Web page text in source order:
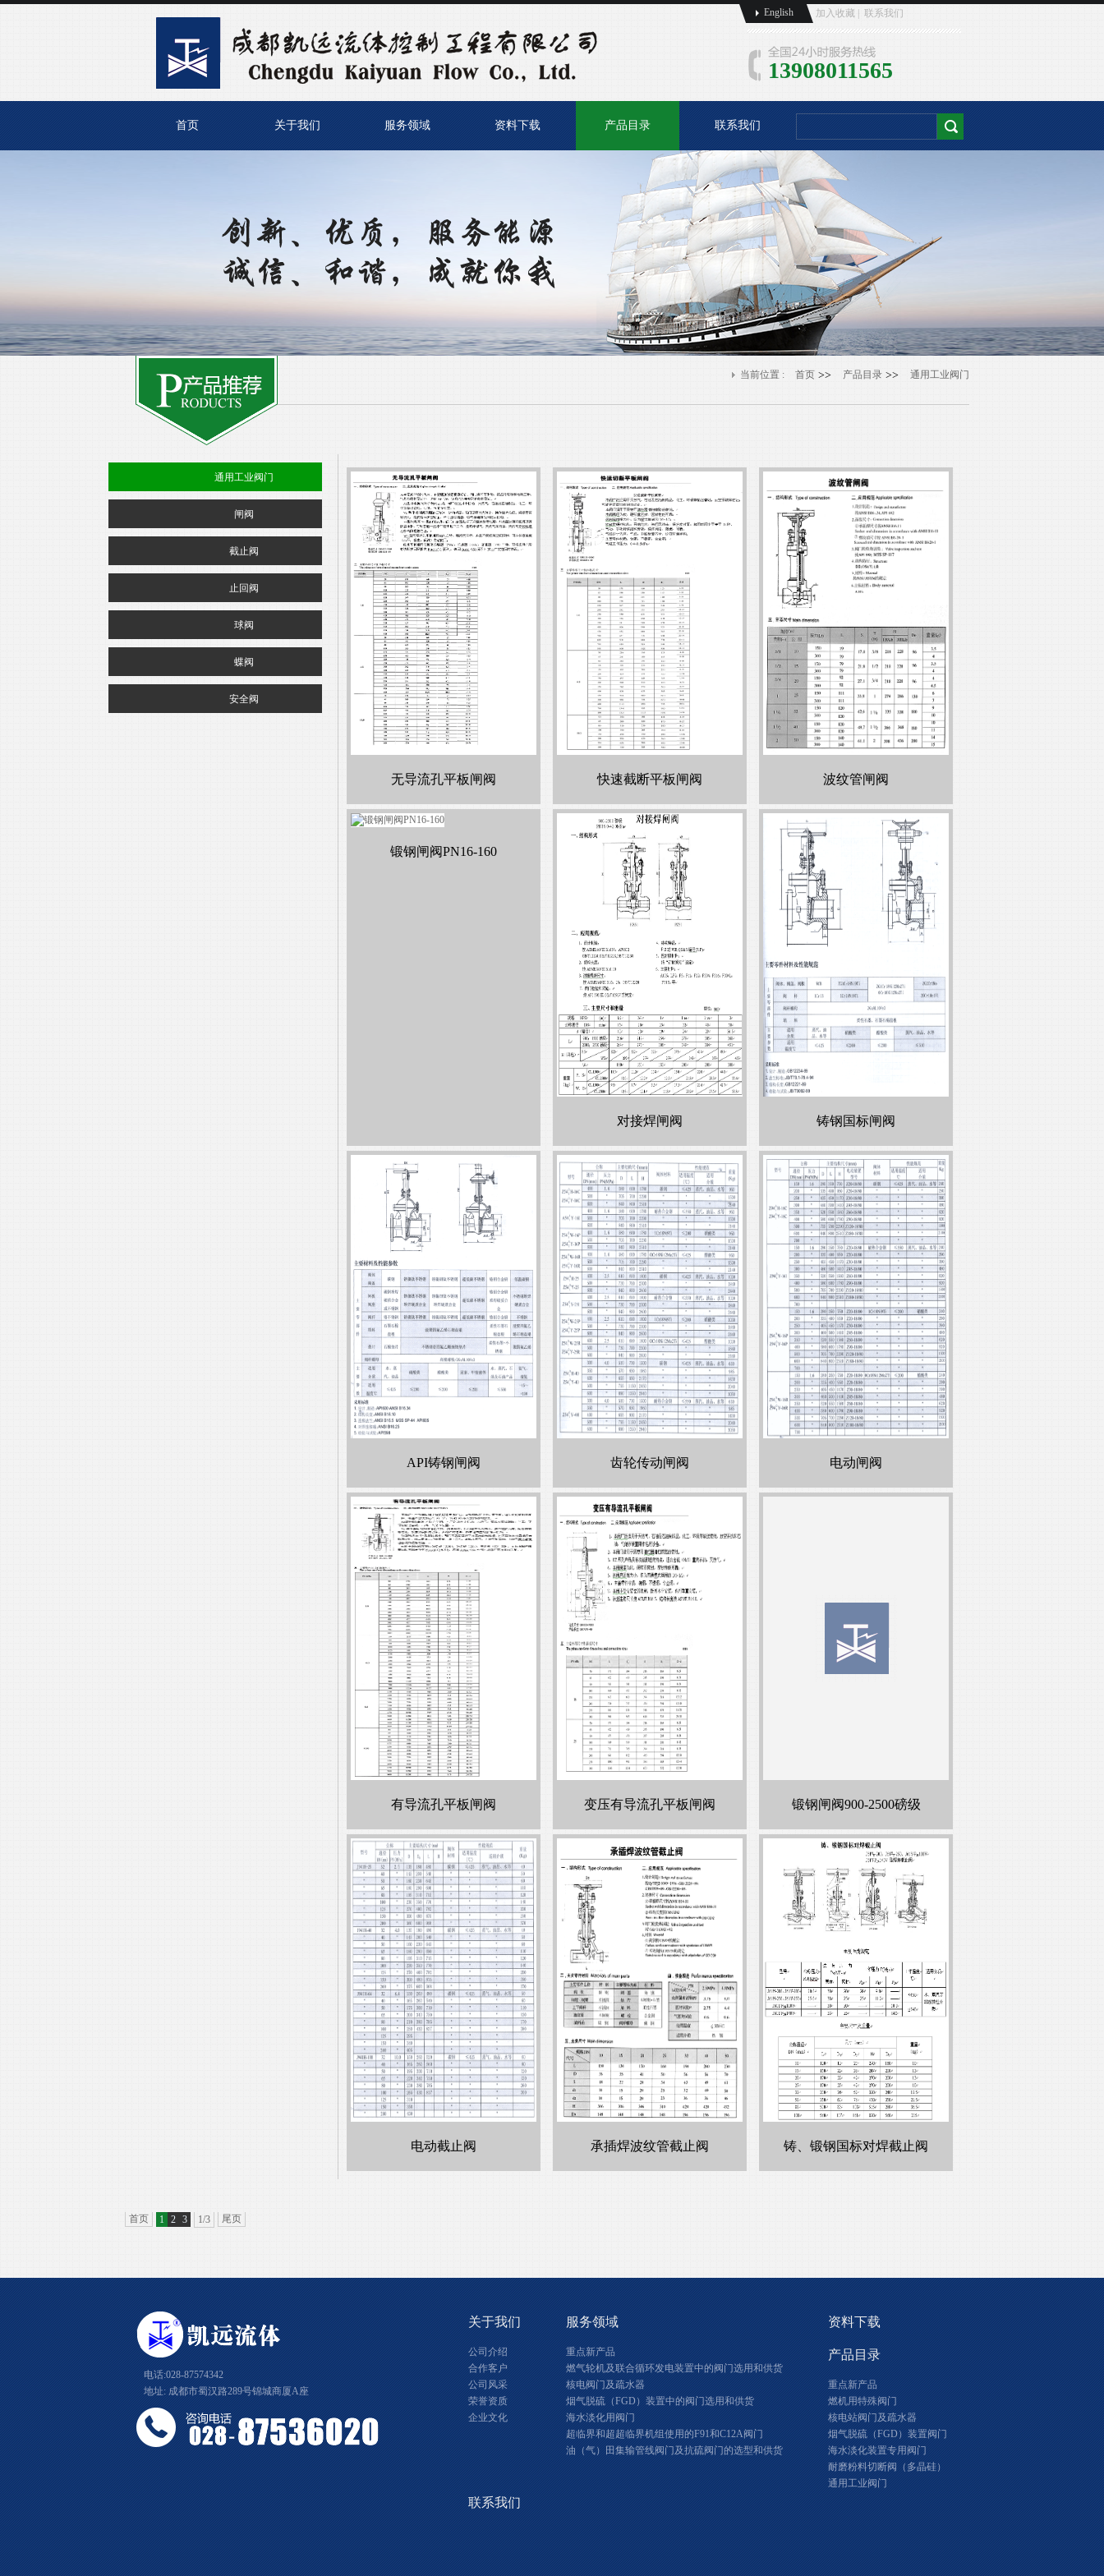
English 加入收藏 | 联系我们
13908011565
首页 关于我们 服务领域 资料下载 产品目录 联系我们
当前位置 : 首页>> 产品目录>> 通用工业阀门
通用工业阀门
闸阀
截止阀
止回阀
球阀
蝶阀
安全阀
无导流孔平板闸阀 快速截断平板闸阀 波纹管闸阀
锻钢闸阀PN16-160
对接焊闸阀 铸钢国标闸阀
API铸钢闸阀 齿轮传动闸阀 电动闸阀
有导流孔平板闸阀 变压有导流孔平板闸阀 锻钢闸阀900-2500磅级
电动截止阀 承插焊波纹管截止阀 铸、锻钢国标对焊截止阀
首页 1 2 3 1/3 尾页
电话:028-87574342
地址: 成都市蜀汉路289号锦城商厦A座
关于我们
公司介绍
合作客户
公司风采
荣誉资质
企业文化
服务领域
重点新产品
燃气轮机及联合循环发电装置中的阀门选用和供货
核电阀门及疏水器
烟气脱硫（FGD）装置中的阀门选用和供货
海水淡化用阀门
超临界和超超临界机组使用的F91和C12A阀门
油（气）田集输管线阀门及抗硫阀门的选型和供货
资料下载
产品目录
重点新产品
燃机用特殊阀门
核电站阀门及疏水器
烟气脱硫（FGD）装置阀门
海水淡化装置专用阀门
耐磨粉料切断阀（多晶硅）
通用工业阀门
联系我们